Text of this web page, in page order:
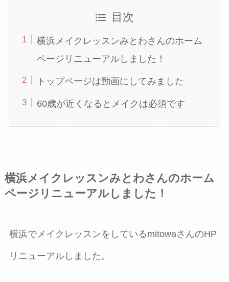
目次
横浜メイクレッスンみとわさんのホーム
ページリニューアルしました！
トップページは動画にしてみました
60歳が近くなるとメイクは必須です
横浜メイクレッスンみとわさんのホーム
ページリニューアルしました！
横浜でメイクレッスンをしているmitowaさんのHP
リニューアルしました。